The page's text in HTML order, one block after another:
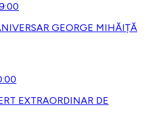
GEORGE MIHĂIȚĂ
EXTRAORDINAR DE